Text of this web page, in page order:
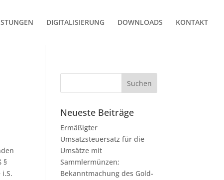
DIGITALISIERUNG DOWNLOADS KONTAKT
§
Neueste Beiträge
Ermäßigter
Umsatzsteuersatz für die
Umsätze mit
Sammlermünzen;
Bekanntmachung des Gold-